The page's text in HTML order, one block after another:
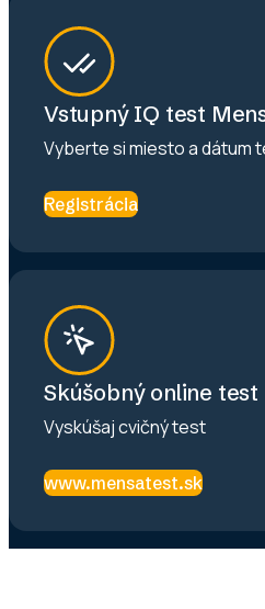
Vstupný IQ test
Vyberte si miesto a dátum
Registrácia
Skúšobný online test
Vyskúšaj cvičný test
www.mensatest.sk